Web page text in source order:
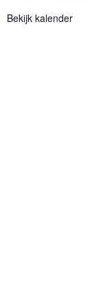
Bekijk kalender